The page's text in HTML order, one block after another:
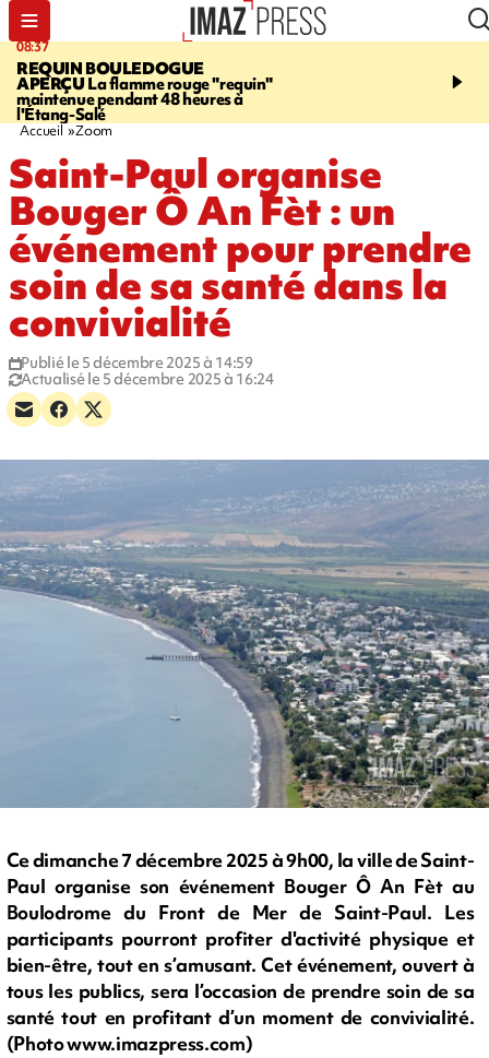
08:37
REQUIN BOULEDOGUE
APERÇU La flamme rouge "requin"
maintenue pendant 48 heures à
l'Étang-Salé
11:31
poutres en aluminium
Accueil Zoom
Saint-Paul organise
Bouger Ô An Fèt : un
événement pour prendre
soin de sa santé dans la
convivialité
Publié le 5 décembre 2025 à 14:59
Actualisé le 5 décembre 2025 à 16:24
Ce dimanche 7 décembre 2025 à 9h00, la ville de Saint-
Paul organise son événement Bouger Ô An Fèt au
Boulodrome du Front de Mer de Saint-Paul. Les
participants pourront profiter d'activité physique et
bien-être, tout en s’amusant. Cet événement, ouvert à
tous les publics, sera l’occasion de prendre soin de sa
santé tout en profitant d’un moment de convivialité.
(Photo www.imazpress.com)